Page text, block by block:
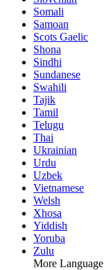
Somali
Samoan
Scots Gaelic
Shona
Sindhi
Sundanese
Swahili
Tajik
Tamil
Telugu
Thai
Ukrainian
Urdu
Uzbek
Vietnamese
Welsh
Xhosa
Yiddish
Yoruba
Zulu
More Language